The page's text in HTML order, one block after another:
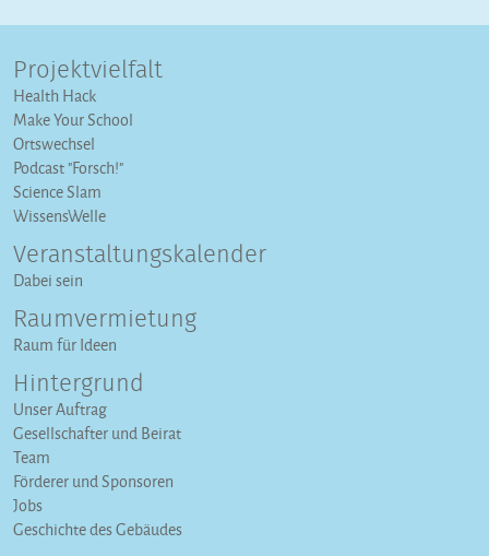
Projektvielfalt
Health Hack
Make Your School
Ortswechsel
Podcast "Forsch!"
Science Slam
WissensWelle
Veranstaltungs­kalender
Dabei sein
Raumvermietung
Raum für Ideen
Hintergrund
Unser Auftrag
Gesellschafter und Beirat
Team
Förderer und Sponsoren
Jobs
Geschichte des Gebäudes